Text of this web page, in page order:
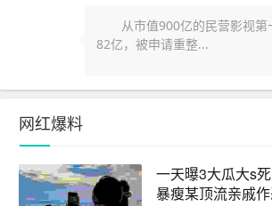
从市值900亿的民营影视第
82亿，被申请重整...
网红爆料
一天曝3大瓜大s
暴瘦某顶流亲戚